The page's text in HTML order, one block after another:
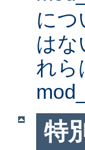
につ
はな
れら
特